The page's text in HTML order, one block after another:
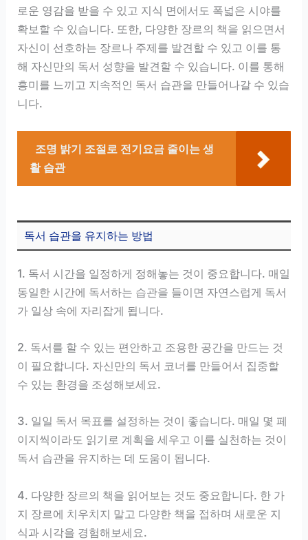
로운 영감을 받을 수 있고 지식 면에서도 폭넓은 시야를
확보할 수 있습니다. 또한, 다양한 장르의 책을 읽으면서
자신이 선호하는 장르나 주제를 발견할 수 있고 이를 통
해 자신만의 독서 성향을 발견할 수 있습니다. 이를 통해
흥미를 느끼고 지속적인 독서 습관을 만들어나갈 수 있습
니다.
조명 밝기 조절로 전기요금 줄이는 생
활 습관
독서 습관을 유지하는 방법
1. 독서 시간을 일정하게 정해놓는 것이 중요합니다. 매일
동일한 시간에 독서하는 습관을 들이면 자연스럽게 독서
가 일상 속에 자리잡게 됩니다.
2. 독서를 할 수 있는 편안하고 조용한 공간을 만드는 것
이 필요합니다. 자신만의 독서 코너를 만들어서 집중할
수 있는 환경을 조성해보세요.
3. 일일 독서 목표를 설정하는 것이 좋습니다. 매일 몇 페
이지씩이라도 읽기로 계획을 세우고 이를 실천하는 것이
독서 습관을 유지하는 데 도움이 됩니다.
4. 다양한 장르의 책을 읽어보는 것도 중요합니다. 한 가
지 장르에 치우치지 말고 다양한 책을 접하며 새로운 지
식과 시각을 경험해보세요.